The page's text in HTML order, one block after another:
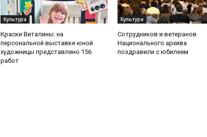
Культура
Краски Виталины: на
персональной выставке юной
художницы представлено 156
работ
Культура
Сотрудников и ветеранов
Национального архива
поздравили с юбилеем